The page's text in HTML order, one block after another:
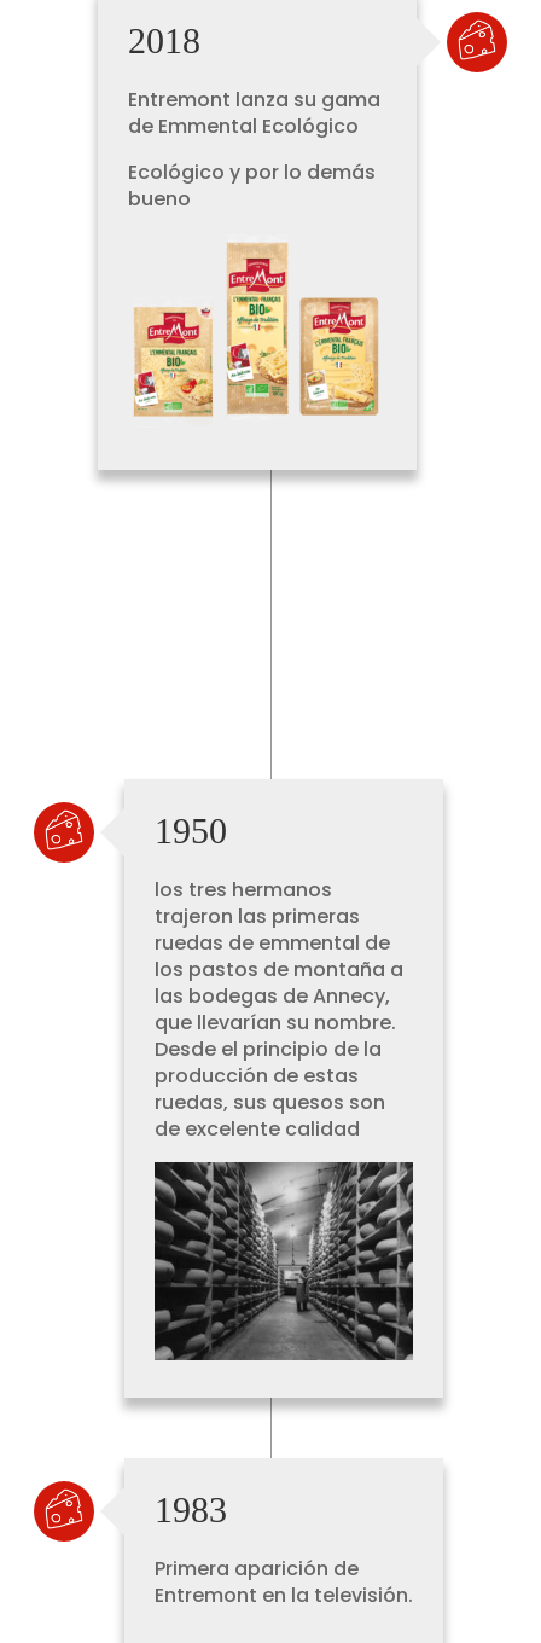
2018
Entremont lanza su gama
de Emmental Ecológico
Ecológico y por lo demás
bueno
1950
los tres hermanos
trajeron las primeras
ruedas de emmental de
los pastos de montaña a
las bodegas de Annecy,
que llevarían su nombre.
Desde el principio de la
producción de estas
ruedas, sus quesos son
de excelente calidad
1983
Primera aparición de
Entremont en la televisión.